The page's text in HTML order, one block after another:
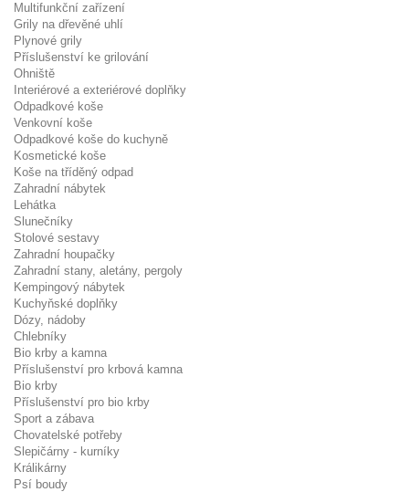
Multifunkční zařízení
Grily na dřevěné uhlí
Plynové grily
Příslušenství ke grilování
Ohniště
Interiérové a exteriérové doplňky
Odpadkové koše
Venkovní koše
Odpadkové koše do kuchyně
Kosmetické koše
Koše na tříděný odpad
Zahradní nábytek
Lehátka
Slunečníky
Stolové sestavy
Zahradní houpačky
Zahradní stany, aletány, pergoly
Kempingový nábytek
Kuchyňské doplňky
Dózy, nádoby
Chlebníky
Bio krby a kamna
Příslušenství pro krbová kamna
Bio krby
Příslušenství pro bio krby
Sport a zábava
Chovatelské potřeby
Slepičárny - kurníky
Králikárny
Psí boudy